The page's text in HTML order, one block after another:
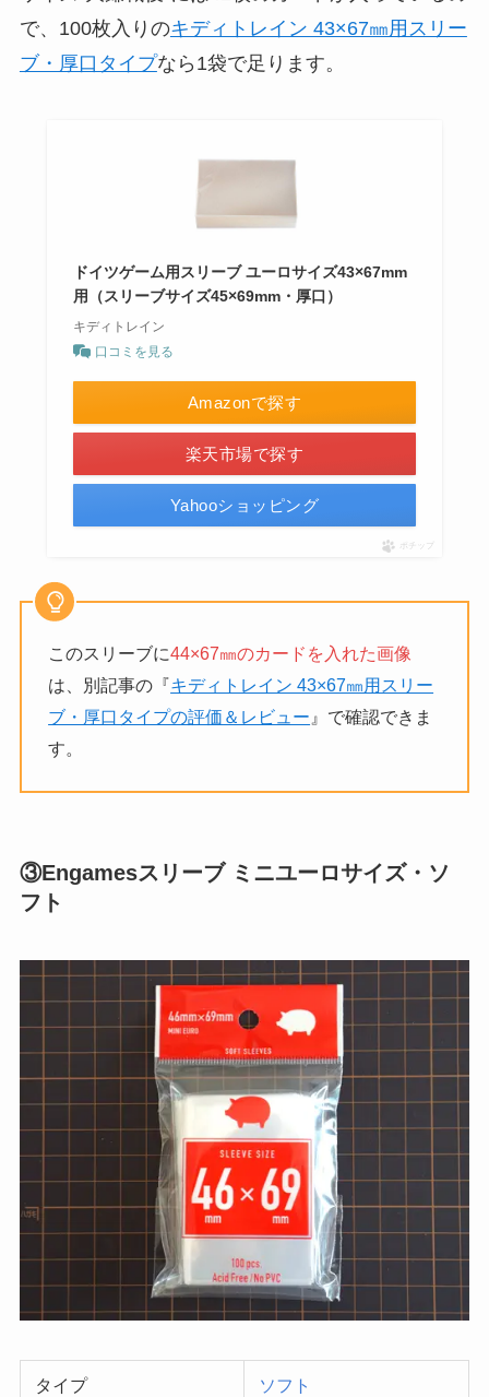
で、100枚入りのキディトレイン 43×67㎜用スリー
ブ・厚口タイプなら1袋で足ります。
ドイツゲーム用スリーブ ユーロサイズ43×67mm
用（スリーブサイズ45×69mm・厚口）
キディトレイン
口コミを見る
Amazonで探す
楽天市場で探す
Yahooショッピング
ポチップ
このスリーブに44×67㎜のカードを入れた画像
は、別記事の『キディトレイン 43×67㎜用スリー
ブ・厚口タイプの評価＆レビュー 』で確認できま
す。
③Engamesスリーブ ミニユーロサイズ・ソ
フト
タイプ ソフト